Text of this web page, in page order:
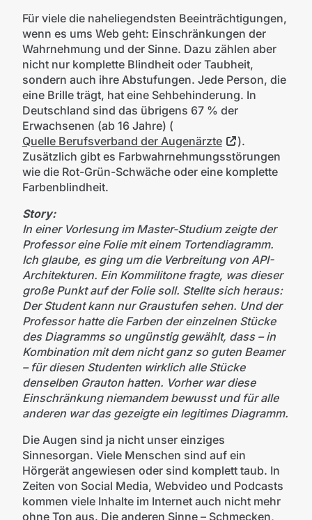
Für viele die naheliegendsten Beeinträchtigungen,
wenn es ums Web geht: Einschränkungen der
Wahrnehmung und der Sinne. Dazu zählen aber
nicht nur komplette Blindheit oder Taubheit,
sondern auch ihre Abstufungen. Jede Person, die
eine Brille trägt, hat eine Sehbehinderung. In
Deutschland sind das übrigens 67 % der
Erwachsenen (ab 16 Jahre) (
Quelle Berufsverband der Augenärzte
).
Zusätzlich gibt es Farbwahrnehmungsstörungen
wie die Rot-Grün-Schwäche oder eine komplette
Farbenblindheit.
Story:
In einer Vorlesung im Master-Studium zeigte der
Professor eine Folie mit einem Tortendiagramm.
Ich glaube, es ging um die Verbreitung von API-
Architekturen. Ein Kommilitone fragte, was dieser
große Punkt auf der Folie soll. Stellte sich heraus:
Der Student kann nur Graustufen sehen. Und der
Professor hatte die Farben der einzelnen Stücke
des Diagramms so ungünstig gewählt, dass – in
Kombination mit dem nicht ganz so guten Beamer
– für diesen Studenten wirklich alle Stücke
denselben Grauton hatten. Vorher war diese
Einschränkung niemandem bewusst und für alle
anderen war das gezeigte ein legitimes Diagramm.
Die Augen sind ja nicht unser einziges
Sinnesorgan. Viele Menschen sind auf ein
Hörgerät angewiesen oder sind komplett taub. In
Zeiten von Social Media, Webvideo und Podcasts
kommen viele Inhalte im Internet auch nicht mehr
ohne Ton aus. Die anderen Sinne – Schmecken,